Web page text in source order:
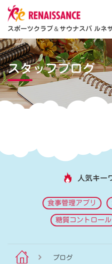
スポーツクラブ＆サウナスパ ルネ
スタッフブログ
人気キー
食事管理アプリ
糖質コントロール
ブログ